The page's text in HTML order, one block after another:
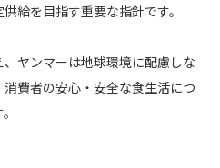
給を目指す重要な指針です。
ヤンマーは地球環境に配慮しな
消費者の安心・安全な食生活につ